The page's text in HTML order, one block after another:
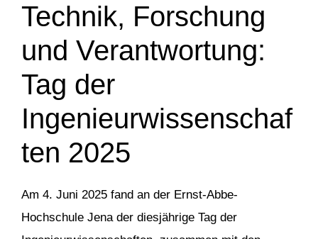
Technik, Forschung
und Verantwortung:
Tag der
Ingenieurwissenschaf
ten 2025
Am 4. Juni 2025 fand an der Ernst-Abbe-
Hochschule Jena der diesjährige Tag der